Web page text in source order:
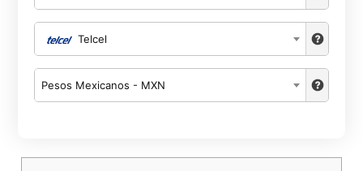
Telcel
Pesos Mexicanos - MXN